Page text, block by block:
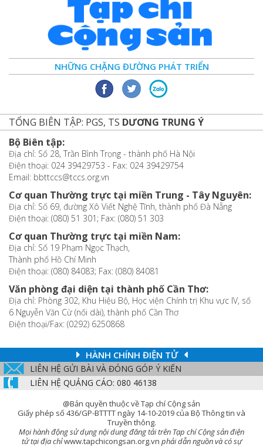
NHỮNG CHẶNG ĐƯỜNG PHÁT TRIỂN
TỔNG BIÊN TẬP: PGS, TS DƯƠNG TRUNG Ý
Bộ Biên tập:
Địa chỉ: Số 28, Trần Bình Trọng - thành phố Hà Nội
Điện thoại: 024 39429753 - Fax: 024 39429754
Email: bbttccs@tccs.org.vn
Cơ quan Thường trực tại miền Trung - Tây Nguyên:
Địa chỉ: Số 69, đường Xô Viết Nghệ Tĩnh, thành phố Đà Nẵng
Điện thoại: (080) 51 301; Fax: (080) 51 303
Cơ quan Thường trực tại miền Nam:
Địa chỉ: Số 19 Phạm Ngọc Thạch,
Thành phố Hồ Chí Minh
Điện thoại: (080) 84083; Fax: (080) 84081
Văn phòng đại diện tại thành phố Cần Thơ:
Địa chỉ: Phòng 302, Khu Hiệu Bộ, Học viện Chính trị Khu vực IV, số
6 Nguyễn Văn Cừ (nối dài), thành phố Cần Thơ
Điện thoại/Fax: (0292) 6250868
HÀNH CHÍNH ĐIỆN TỬ
LIÊN HỆ GỬI BÀI VÀ ĐÓNG GÓP Ý KIẾN
LIÊN HỆ QUẢNG CÁO: 080 46138
@Bản quyền thuộc về Tạp chí Cộng sản
Giấy phép số 436/GP-BTTTT ngày 14-10-2019 của Bộ Thông tin và
Truyền thông.
Mọi hành động sử dụng nội dung đăng tải trên Tạp chí Cộng sản điện
tử tại địa chỉwww.tapchicongsan.org.vn phải dẫn nguồn và có sự